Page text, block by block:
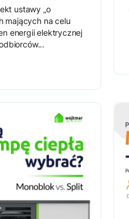
ustawy „o
mających na celu
energii elektrycznej